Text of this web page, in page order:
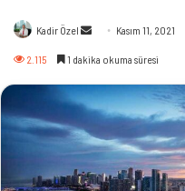
Kadir Özel
Bir
göndermek
Kasım 11, 2021
2.115 1 dakika okuma süresi